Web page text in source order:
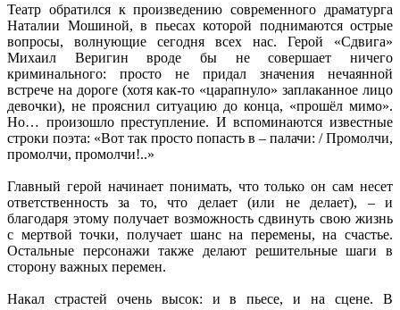
Театр обратился к произведению современного драматурга
Наталии Мошиной, в пьесах которой поднимаются острые
вопросы, волнующие сегодня всех нас. Герой «Сдвига»
Михаил Веригин вроде бы не совершает ничего
криминального: просто не придал значения нечаянной
встрече на дороге (хотя как-то «царапнуло» заплаканное лицо
девочки), не прояснил ситуацию до конца, «прошёл мимо».
Но… произошло преступление. И вспоминаются известные
строки поэта: «Вот так просто попасть в – палачи: / Промолчи,
промолчи, промолчи!..»
Главный герой начинает понимать, что только он сам несет
ответственность за то, что делает (или не делает), – и
благодаря этому получает возможность сдвинуть свою жизнь
с мертвой точки, получает шанс на перемены, на счастье.
Остальные персонажи также делают решительные шаги в
сторону важных перемен.
Накал страстей очень высок: и в пьесе, и на сцене. В